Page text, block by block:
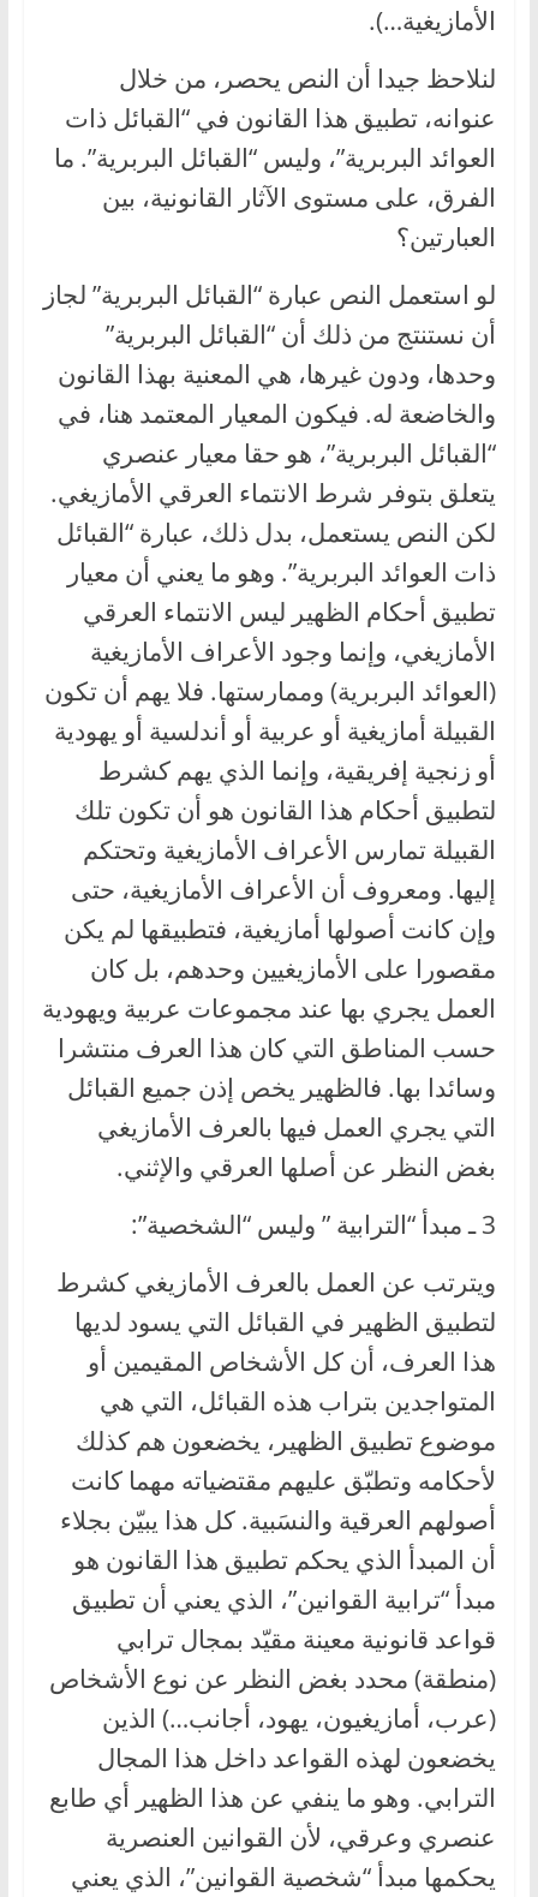
الأمازيغية…).
لنلاحظ جيدا أن النص يحصر، من خلال
عنوانه، تطبيق هذا القانون في “القبائل ذات
العوائد البربرية”، وليس “القبائل البربرية”. ما
الفرق، على مستوى الآثار القانونية، بين
العبارتين؟
لو استعمل النص عبارة “القبائل البربرية” لجاز
أن نستنتج من ذلك أن “القبائل البربرية”
وحدها، ودون غيرها، هي المعنية بهذا القانون
والخاضعة له. فيكون المعيار المعتمد هنا، في
“القبائل البربرية”، هو حقا معيار عنصري
يتعلق بتوفر شرط الانتماء العرقي الأمازيغي.
لكن النص يستعمل، بدل ذلك، عبارة “القبائل
ذات العوائد البربرية”. وهو ما يعني أن معيار
تطبيق أحكام الظهير ليس الانتماء العرقي
الأمازيغي، وإنما وجود الأعراف الأمازيغية
(العوائد البربرية) وممارستها. فلا يهم أن تكون
القبيلة أمازيغية أو عربية أو أندلسية أو يهودية
أو زنجية إفريقية، وإنما الذي يهم كشرط
لتطبيق أحكام هذا القانون هو أن تكون تلك
القبيلة تمارس الأعراف الأمازيغية وتحتكم
إليها. ومعروف أن الأعراف الأمازيغية، حتى
وإن كانت أصولها أمازيغية، فتطبيقها لم يكن
مقصورا على الأمازيغيين وحدهم، بل كان
العمل يجري بها عند مجموعات عربية ويهودية
حسب المناطق التي كان هذا العرف منتشرا
وسائدا بها. فالظهير يخص إذن جميع القبائل
التي يجري العمل فيها بالعرف الأمازيغي
بغض النظر عن أصلها العرقي والإثني.
3 ـ مبدأ “الترابية ” وليس “الشخصية”:
ويترتب عن العمل بالعرف الأمازيغي كشرط
لتطبيق الظهير في القبائل التي يسود لديها
هذا العرف، أن كل الأشخاص المقيمين أو
المتواجدين بتراب هذه القبائل، التي هي
موضوع تطبيق الظهير، يخضعون هم كذلك
لأحكامه وتطبّق عليهم مقتضياته مهما كانت
أصولهم العرقية والنسَبية. كل هذا يبيّن بجلاء
أن المبدأ الذي يحكم تطبيق هذا القانون هو
مبدأ “ترابية القوانين”، الذي يعني أن تطبيق
قواعد قانونية معينة مقيّد بمجال ترابي
(منطقة) محدد بغض النظر عن نوع الأشخاص
(عرب، أمازيغيون، يهود، أجانب…) الذين
يخضعون لهذه القواعد داخل هذا المجال
الترابي. وهو ما ينفي عن هذا الظهير أي طابع
عنصري وعرقي، لأن القوانين العنصرية
يحكمها مبدأ “شخصية القوانين”، الذي يعني